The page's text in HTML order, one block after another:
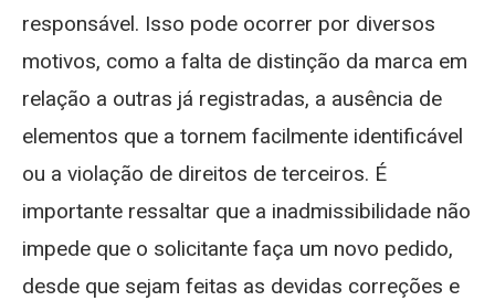
responsável. Isso pode ocorrer por diversos
motivos, como a falta de distinção da marca em
relação a outras já registradas, a ausência de
elementos que a tornem facilmente identificável
ou a violação de direitos de terceiros. É
importante ressaltar que a inadmissibilidade não
impede que o solicitante faça um novo pedido,
desde que sejam feitas as devidas correções e